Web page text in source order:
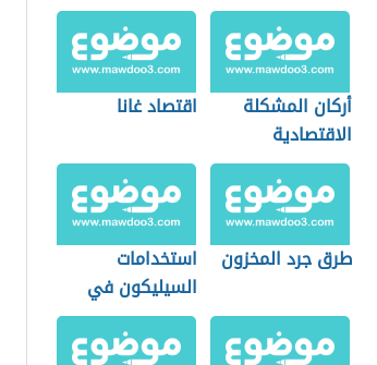
أركان المشكلة
الاقتصادية
اقتصاد غانا
طرق جرد المخزون
استخدامات
السيليكون في
الصناعة